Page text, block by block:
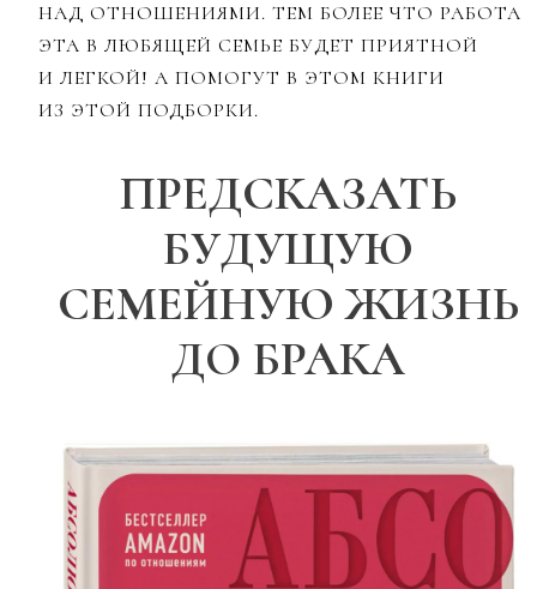
НАД ОТНОШЕНИЯМИ. ТЕМ БОЛЕЕ ЧТО РАБОТА
ЭТА В ЛЮБЯЩЕЙ СЕМЬЕ БУДЕТ ПРИЯТНОЙ
И ЛЕГКОЙ! А ПОМОГУТ В ЭТОМ КНИГИ
ИЗ ЭТОЙ ПОДБОРКИ.
ПРЕДСКАЗАТЬ
БУДУЩУЮ
СЕМЕЙНУЮ ЖИЗНЬ
ДО БРАКА